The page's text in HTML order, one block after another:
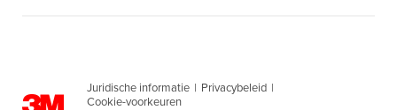
Juridische informatie | Privacybeleid |
Cookie-voorkeuren